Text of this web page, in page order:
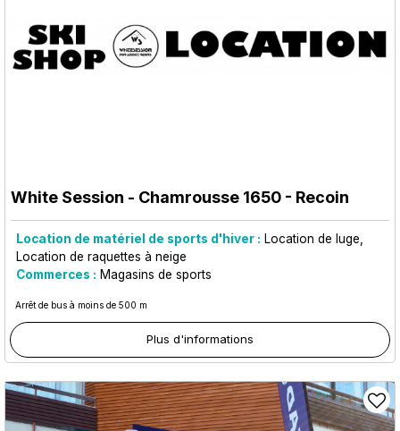
White Session - Chamrousse 1650 - Recoin
Location de matériel de sports d'hiver : Location de luge
Location de raquettes à neige
Commerces : Magasins de sports
Arrêt de bus à moins de 500 m
Plus d'informations